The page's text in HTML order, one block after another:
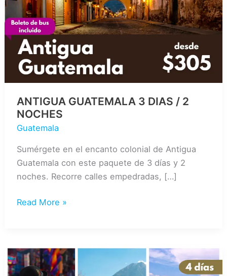
ANTIGUA GUATEMALA 3 DIAS / 2
NOCHES
Guatemala
Sumérgete en el encanto colonial de Antigua
Guatemala con este paquete de 3 días y 2
noches. Recorre calles empedradas, […]
ANTIGUA
/
2
Read More »